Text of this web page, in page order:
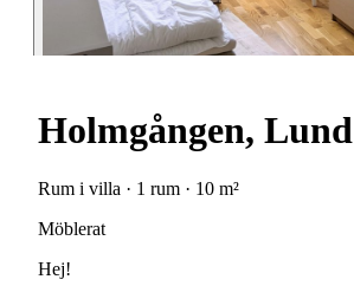
Holmgången, Lund
Rum i villa · 1 rum · 10 m²
Möblerat
Hej!